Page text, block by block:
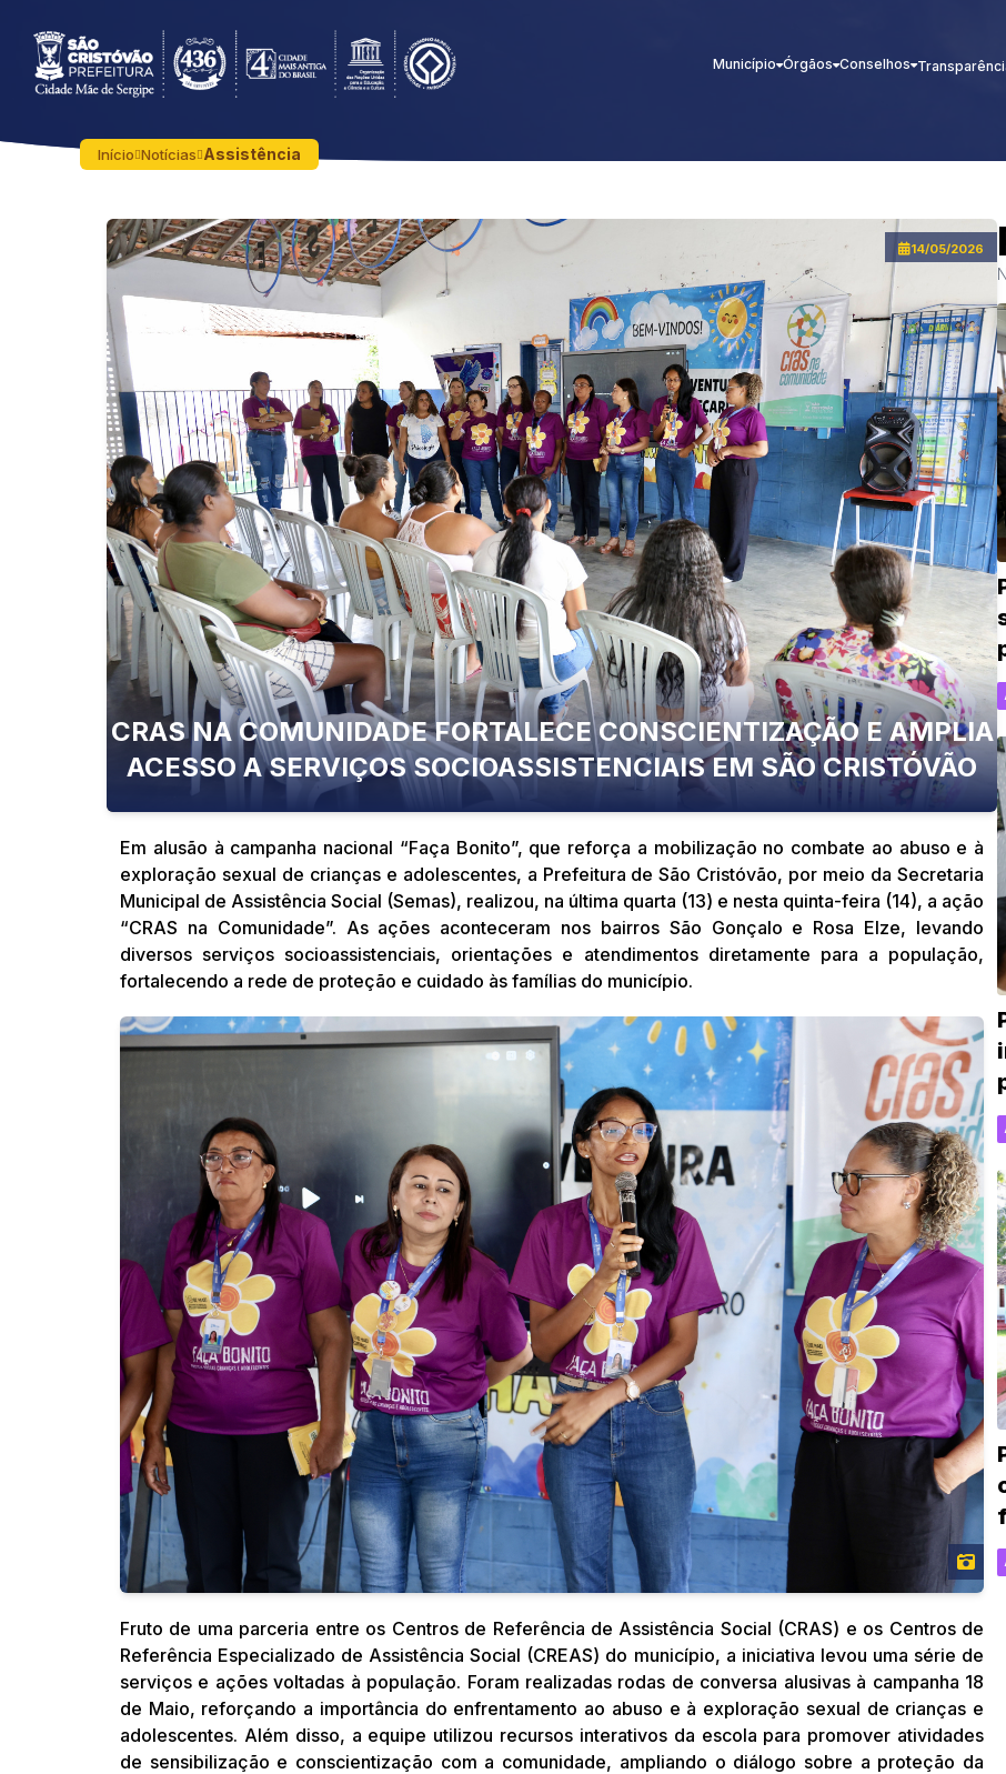
Município Órgãos Conselhos
Início Notícias Assistência
14/05/2026
CRAS NA COMUNIDADE FORTALECE CONSCIENTIZAÇÃO E AMPLIA
ACESSO A SERVIÇOS SOCIOASSISTENCIAIS EM SÃO CRISTÓVÃO
Em alusão à campanha nacional “Faça Bonito”, que reforça a mobilização no combate ao abuso e à
exploração sexual de crianças e adolescentes, a Prefeitura de São Cristóvão, por meio da Secretaria
Municipal de Assistência Social (Semas), realizou, na última quarta (13) e nesta quinta-feira (14), a ação
“CRAS na Comunidade”. As ações aconteceram nos bairros São Gonçalo e Rosa Elze, levando
diversos serviços socioassistenciais, orientações e atendimentos diretamente para a população,
fortalecendo a rede de proteção e cuidado às famílias do município.
Fruto de uma parceria entre os Centros de Referência de Assistência Social (CRAS) e os Centros de
Referência Especializado de Assistência Social (CREAS) do município, a iniciativa levou uma série de
serviços e ações voltadas à população. Foram realizadas rodas de conversa alusivas à campanha 18
de Maio, reforçando a importância do enfrentamento ao abuso e à exploração sexual de crianças e
adolescentes. Além disso, a equipe utilizou recursos interativos da escola para promover atividades
de sensibilização e conscientização com a comunidade, ampliando o diálogo sobre a proteção da